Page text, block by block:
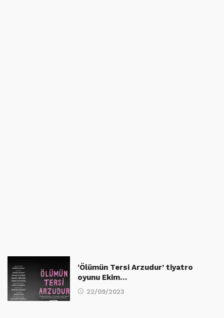
‘Ölümün Tersi Arzudur’ tiyatro
oyunu Ekim…
22/09/2023